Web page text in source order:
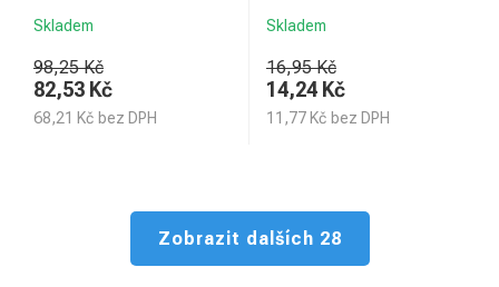
Skladem
98,25 Kč
82,53 Kč
68,21 Kč bez DPH
Skladem
16,95 Kč
14,24 Kč
11,77 Kč bez DPH
Zobrazit dalších 28